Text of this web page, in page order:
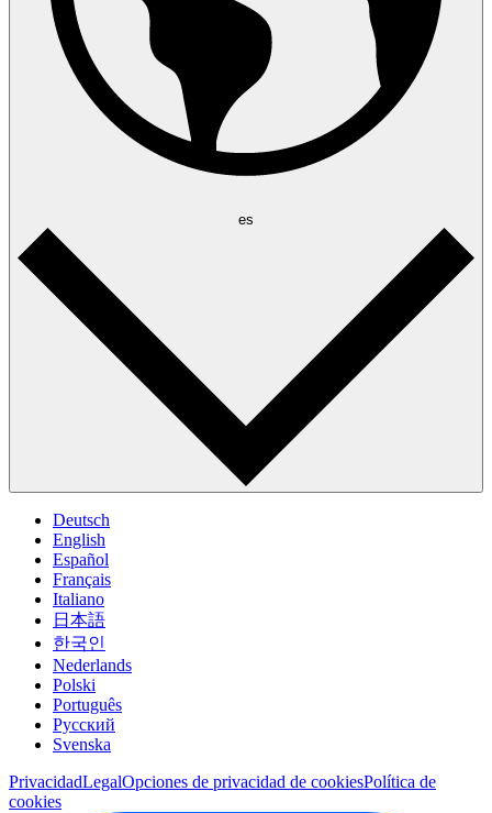
es
Deutsch
English
Español
Français
Italiano
日本語
한국인
Nederlands
Polski
Português
Pусский
Svenska
PrivacidadLegalOpciones de privacidad de cookiesPolítica de
cookies